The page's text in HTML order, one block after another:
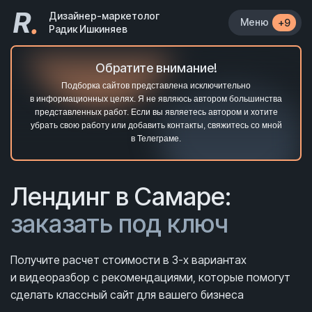
R.
Дизайнер-маркетолог
Радик Ишкиняев
Меню +9
Обратите внимание!
Подборка сайтов представлена исключительно
в информационных целях. Я не являюсь автором большинства
представленных работ. Если вы являетесь автором и хотите
убрать свою работу или добавить контакты, свяжитесь со мной
в Телеграме.
Лендинг в Самаре:
заказать под ключ
Получите расчет стоимости в 3-х вариантах
и видеоразбор с рекомендациями, которые помогут
сделать классный сайт для вашего бизнеса